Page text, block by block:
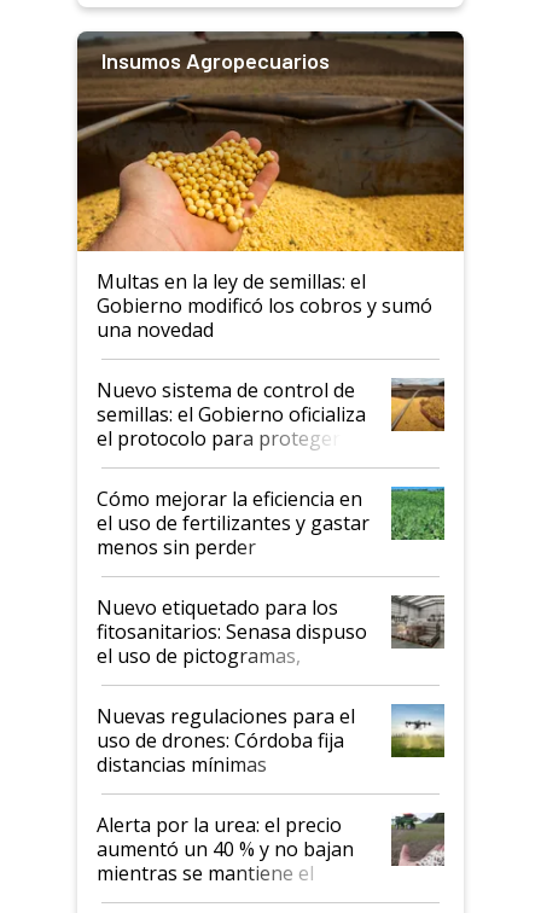
Insumos Agropecuarios
Multas en la ley de semillas: el
Gobierno modificó los cobros y sumó
una novedad
Nuevo sistema de control de
semillas: el Gobierno oficializa
el protocolo para proteger la
propiedad intelectual
Cómo mejorar la eficiencia en
el uso de fertilizantes y gastar
menos sin perder
productividad en la campaña
fina
Nuevo etiquetado para los
fitosanitarios: Senasa dispuso
el uso de pictogramas,
palabras de advertencia e
indicaciones
Nuevas regulaciones para el
uso de drones: Córdoba fija
distancias mínimas
Alerta por la urea: el precio
aumentó un 40 % y no bajan
mientras se mantiene el
conflicto en Medio Oriente